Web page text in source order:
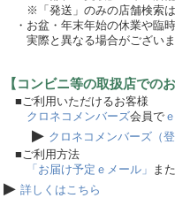
※「発送」のみの店舗検索は
・お盆・年末年始の休業や臨
実際と異なる場合がございま
【コンビニ等の取扱店で
■ご利用いただけるお客様
クロネコメンバーズ会員で
▶ クロネコメンバーズ（登
■ご利用方法
「お届け予定ｅメール」 ま
▶ 詳しくはこちら